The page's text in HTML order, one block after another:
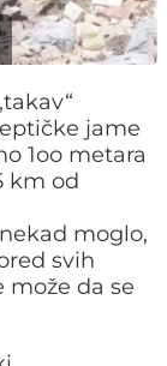
jame
1oo metara
km od
moglo,
svih
da se